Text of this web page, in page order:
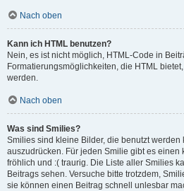
Nach oben
Kann ich HTML benutzen?
Nein, es ist nicht möglich, HTML-Code in
Formatierungsmöglichkeiten, die HTML
werden.
Nach oben
Was sind Smilies?
Smilies sind kleine Bilder, die benutzt werden
auszudrücken. Für jeden Smilie gibt es einen
fröhlich und :( traurig. Die Liste aller Smilies
Beitrags sehen. Versuche bitte trotzdem,
sie können einen Beitrag schnell unlesbar